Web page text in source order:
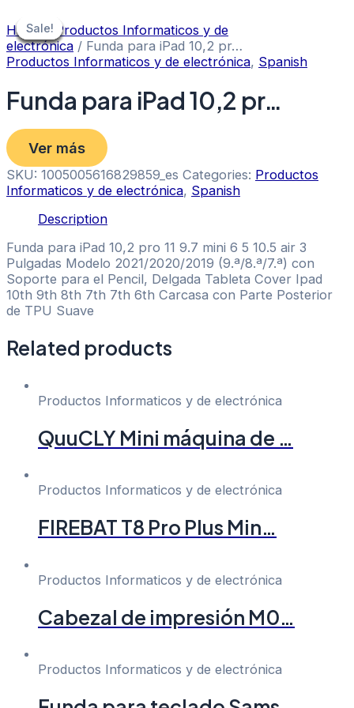
to
content
Sale!
Home/ Productos Informaticos y de
electrónica / Funda para iPad 10,2 pr…
Productos Informaticos y de electrónica, Spanish
Funda para iPad 10,2 pr…
Ver más
SKU: 1005005616829859_es Categories: Productos
Informaticos y de electrónica, Spanish
Description
Funda para iPad 10,2 pro 11 9.7 mini 6 5 10.5 air 3
Pulgadas Modelo 2021/2020/2019 (9.ª/8.ª/7.ª) con
Soporte para el Pencil, Delgada Tableta Cover Ipad
10th 9th 8th 7th 7th 6th Carcasa con Parte Posterior
de TPU Suave
Related products
Sale!
Sale!
Productos Informaticos y de electrónica
QuuCLY Mini máquina de …
Sale!
Sale!
Productos Informaticos y de electrónica
FIREBAT T8 Pro Plus Min…
Productos Informaticos y de electrónica
Cabezal de impresión M0…
Sale!
Sale!
Productos Informaticos y de electrónica